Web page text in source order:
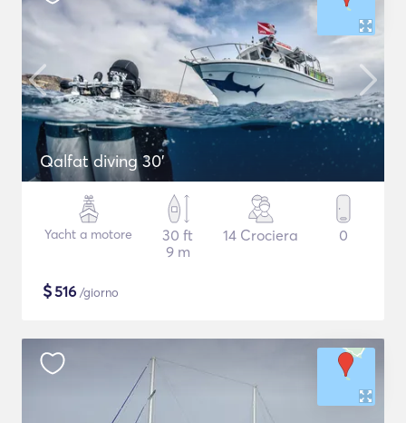
Qalfat diving 30'
Yacht a motore
30 ft
9 m
14 Crociera 0
$516 /giorno